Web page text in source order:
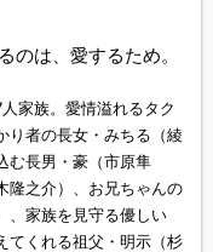
のは、愛するため。
家族。愛情溢れるタク
り者の長女・みちる（綾
む長男・豪（市原隼
隆之介）、お兄ちゃんの
、家族を見守る優しい
てくれる祖父・明示（杉